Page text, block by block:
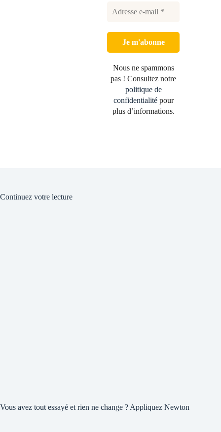
Nous ne spammons
pas ! Consultez notre
politique de
confidentialitépour
plus d’informations.
Continuez votre lecture
Vous avez tout essayé et rien ne change ? Appliquez Newton